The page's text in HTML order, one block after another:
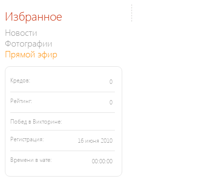
Избранное
Новости
Фотографии
Прямой эфир
Кредов: 0
Рейтинг: 0
Побед в Викторине:
Регистрация: 16 июня 2010
Времени в чате: 00:00:00